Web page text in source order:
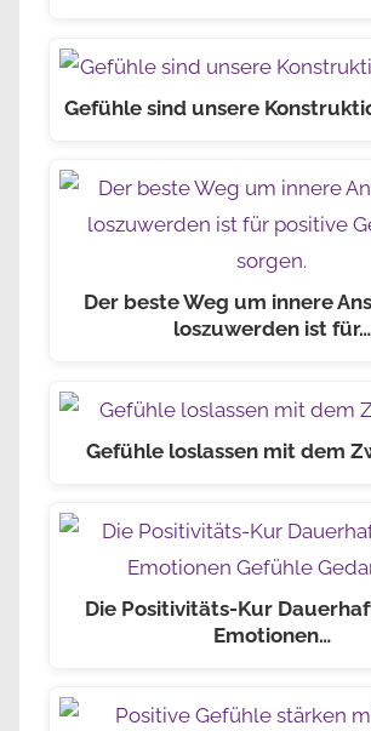
Gefühle sind unsere
Der beste Weg um innere
loszuwerden ist für…
Gefühle loslassen mit dem
Die Positivitäts-Kur
Emotionen…